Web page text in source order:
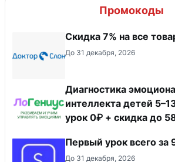
Промокоды
​Скидка 7% на все
До 31 декабря, 2026
Диагностика
интеллекта детей
урок 0₽ + скидка до
Первый урок всего за
До 31 декабря, 2026